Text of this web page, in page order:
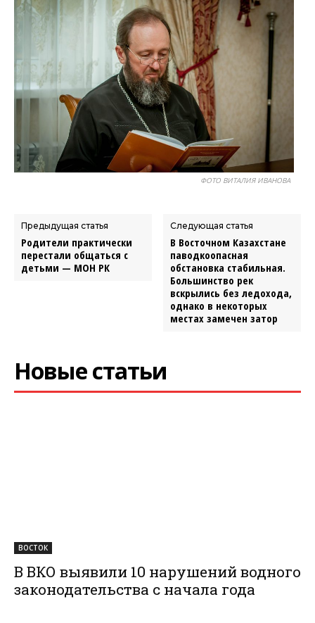
ФОТО ВИТАЛИЯ ИВАНОВА
Предыдущая статья
Родители практически
перестали общаться с
детьми — МОН РК
Следующая статья
В Восточном Казахстане
паводкоопасная
обстановка стабильная.
Большинство рек
вскрылись без ледохода,
однако в некоторых
местах замечен затор
Новые статьи
ВОСТОК
В ВКО выявили 10 нарушений водного
законодательства с начала года